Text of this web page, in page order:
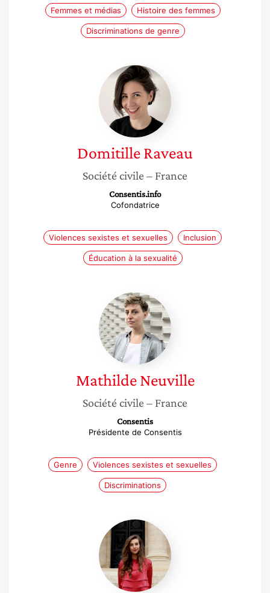
Femmes et médias Histoire des femmes
Discriminations de genre
Domitille
Raveau
DomitilleRaveau
Société civile – France
Consentis.info
Cofondatrice
Violences sexistes et sexuelles Inclusion
Éducation à la sexualité
Mathilde
Neuville
Mathilde Neuville
Société civile – France
Consentis
Présidente de Consentis
Genre Violences sexistes et sexuelles
Discriminations
Carlotta
Gradin,
PhD